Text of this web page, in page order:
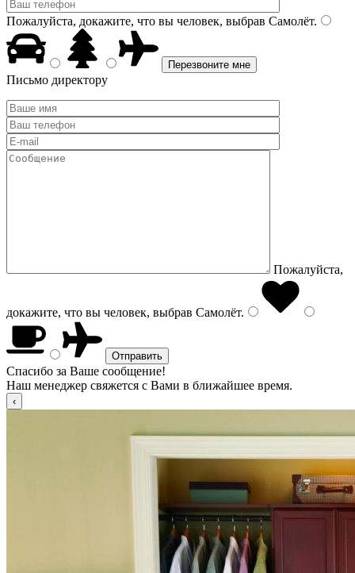
Пожалуйста, докажите, что вы человек, выбрав Самолёт.
Письмо директору
Пожалуйста,
докажите, что вы человек, выбрав Самолёт.
Спасибо за Ваше сообщение!
Наш менеджер свяжется с Вами в ближайшее время.